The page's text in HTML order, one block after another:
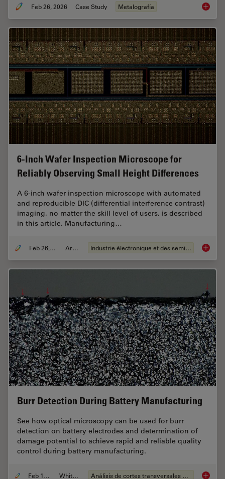
Feb 26, 2026 Case Study Metalografía
6-Inch Wafer Inspection Microscope for
Reliably Observing Small Height Differences
A 6-inch wafer inspection microscope with automated
and reproducible DIC (differential interference contrast)
imaging, no matter the skill level of users, is described
in this article. Manufacturing…
Feb 26, 2026 Article Industrie électronique et des semi-conducteurs 6-Inch
Burr Detection During Battery Manufacturing
See how optical microscopy can be used for burr
detection on battery electrodes and determination of
damage potential to achieve rapid and reliable quality
control during battery manufacturing.
Feb 12, 2026 Whitepaper Análisis de cortes transversales para la microelectrónica Burr